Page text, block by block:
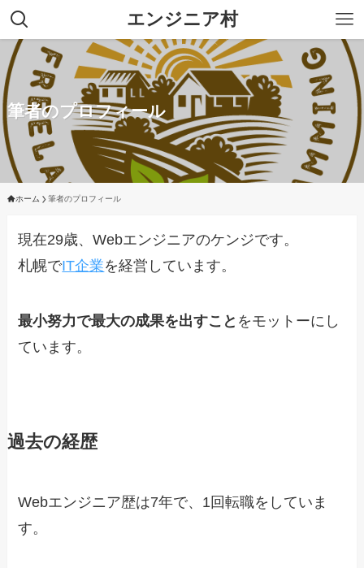
エンジニア村
筆者のプロフィール
ホーム 筆者のプロフィール
現在29歳、Webエンジニアのケンジです。
札幌でIT企業を経営しています。
最小努力で最大の成果を出すこと をモットーにし
ています。
過去の経歴
Webエンジニア歴は7年で、1回転職をしていま
す。